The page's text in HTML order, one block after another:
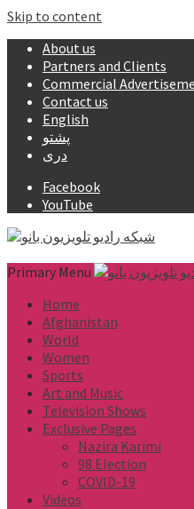
Skip to content
About us
Partners and Clients
Commercial
Contact us
English
پشتو
دری
Facebook
YouTube
Primary Menu
Home
Afghanistan
World
Women
Sports
Art and Music
Television Shows
Exclusive Pages
Nazira Karimi
98 Election
COVID-19
Videos